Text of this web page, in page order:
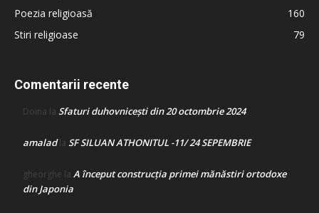
Poezia religioasă
160
Stiri religioase
79
Comentarii recente
Doina la Sfaturi duhovnicești din 20 octombrie 2024
amaladla SF SILUAN ATHONITUL -11/ 24 SEPEMBRIE
gheorghe la A început construcţia primei mănăstiri ortodoxe
din Japonia